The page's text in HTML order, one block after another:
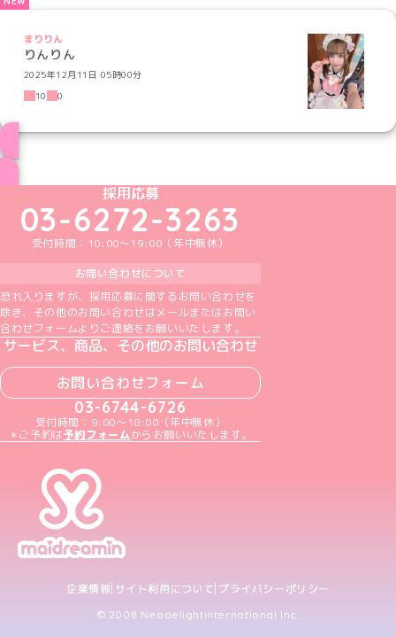
まりりん
りんりん
2025年12月11日 05時00分
10
0
めいどりーみんTikTok公式アカウント
めいどりーみんX公式アカウント
採用応募
03-6272-3263
受付時間：10:00～19:00（年中無休）
お問い合わせについて
恐れ入りますが、採用応募に関するお問い合わせを
除き、その他のお問い合わせはメールまたはお問い
合わせフォームよりご連絡をお願いいたします。
サービス、商品、その他のお問い合わせ
お問い合わせフォーム
03-6744-6726
受付時間：9:00～18:00（年中無休）
＊ご予約は予約フォームからお願いいたします。
企業情報 サイト利用について プライバシーポリシー
© 2008 Neodelightinternational Inc.